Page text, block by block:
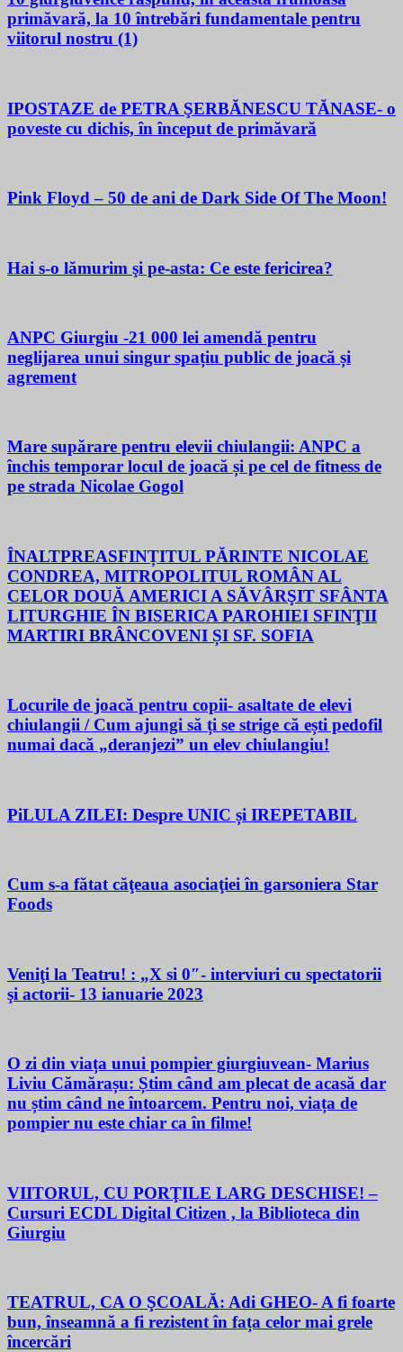
primăvară, la 10 întrebări fundamentale pentru
viitorul nostru (1)
IPOSTAZE de PETRA ŞERBĂNESCU TĂNASE- o
poveste cu dichis, în început de primăvară
Pink Floyd – 50 de ani de Dark Side Of The Moon!
Hai s-o lămurim şi pe-asta: Ce este fericirea?
ANPC Giurgiu -21 000 lei amendă pentru
neglijarea unui singur spațiu public de joacă și
agrement
Mare supărare pentru elevii chiulangii: ANPC a
închis temporar locul de joacă și pe cel de fitness de
pe strada Nicolae Gogol
ÎNALTPREASFINȚITUL PĂRINTE NICOLAE
CONDREA, MITROPOLITUL ROMÂN AL
CELOR DOUĂ AMERICI A SĂVÂRŞIT SFÂNTA
LITURGHIE ÎN BISERICA PAROHIEI SFINŢII
MARTIRI BRÂNCOVENI ȘI SF. SOFIA
Locurile de joacă pentru copii- asaltate de elevi
chiulangii / Cum ajungi să ți se strige că ești pedofil
numai dacă „deranjezi” un elev chiulangiu!
PiLULA ZILEI: Despre UNIC și IREPETABIL
Cum s-a fătat căţeaua asociaţiei în garsoniera Star
Foods
Veniţi la Teatru! : „X si 0″- interviuri cu spectatorii
şi actorii- 13 ianuarie 2023
O zi din viața unui pompier giurgiuvean- Marius
Liviu Cămărașu: Știm când am plecat de acasă dar
nu știm când ne întoarcem. Pentru noi, viața de
pompier nu este chiar ca în filme!
VIITORUL, CU PORŢILE LARG DESCHISE! –
Cursuri ECDL Digital Citizen , la Biblioteca din
Giurgiu
TEATRUL, CA O ŞCOALĂ: Adi GHEO- A fi foarte
bun, înseamnă a fi rezistent în fața celor mai grele
încercări